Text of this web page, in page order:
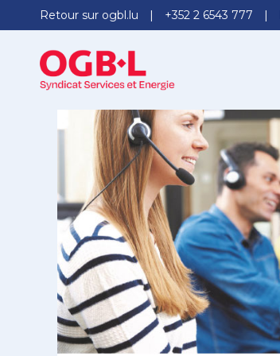
Retour sur ogbl.lu +352 2 6543 777